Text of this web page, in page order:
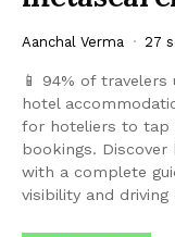
Aanchal Verma 27
📱 94% of
hotel
for hoteliers to tap
bookings.
with a complete
visibility and